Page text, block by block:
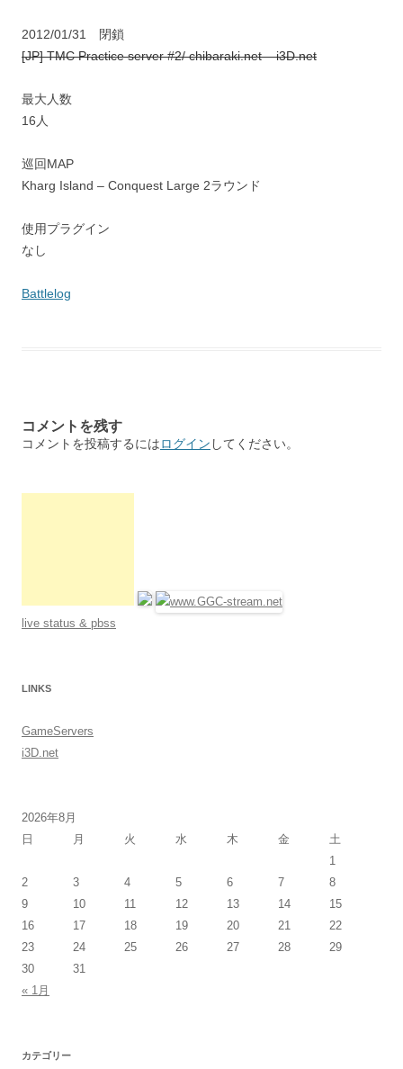
2012/01/31 閉鎖
[JP] TMC Practice server #2/ chibaraki.net – i3D.net
最大人数
16人
巡回MAP
Kharg Island – Conquest Large 2ラウンド
使用プラグイン
なし
Battlelog
コメントを残す
コメントを投稿するにはログイン してください。
live status & pbss
LINKS
GameServers
i3D.net
2026年8月
日
月 火 水 木 金 土
« 1月
1
2
3 4 5 6 7
8
9
10 11 12 13 14
15
16
17 18 19 20 21
22
23
24 25 26 27 28
29
30
31
カテゴリー